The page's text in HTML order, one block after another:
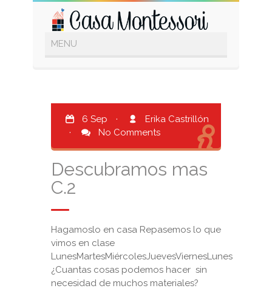
6 Sep ·
Erika Castrillón
·
No Comments
Descubramos mas
C.2
Hagamoslo en casa Repasemos lo que
vimos en clase
LunesMartesMiércolesJuevesViernesLunes
¿Cuantas cosas podemos hacer sin
necesidad de muchos materiales?